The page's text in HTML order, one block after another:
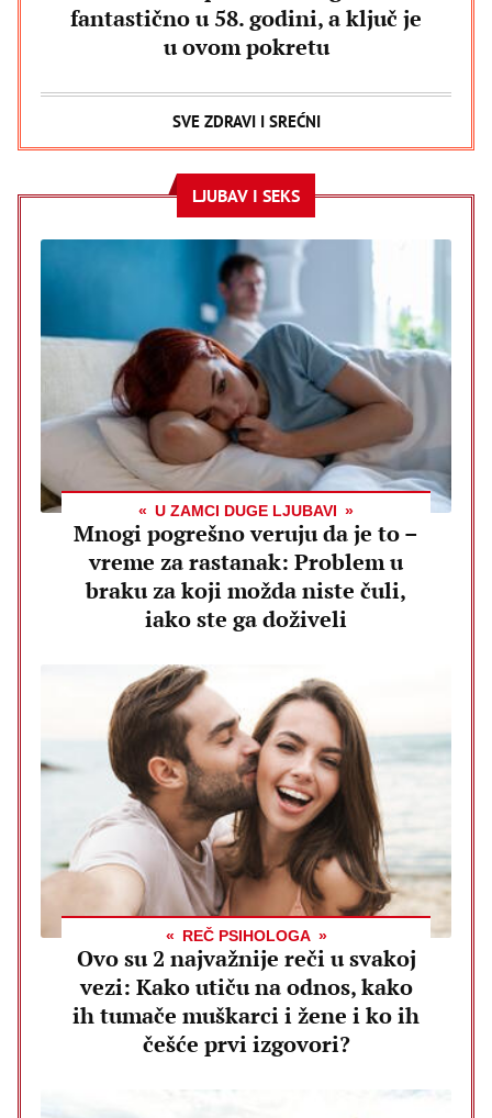
fantastično u 58. godini, a ključ je
u ovom pokretu
SVE ZDRAVI I SREĆNI
LJUBAV I SEKS
U ZAMCI DUGE LJUBAVI
Mnogi pogrešno veruju da je to –
vreme za rastanak: Problem u
braku za koji možda niste čuli,
iako ste ga doživeli
REČ PSIHOLOGA
Ovo su 2 najvažnije reči u svakoj
vezi: Kako utiču na odnos, kako
ih tumače muškarci i žene i ko ih
češće prvi izgovori?